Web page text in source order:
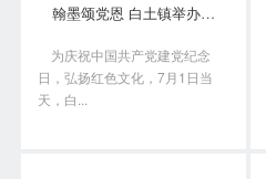
翰墨颂党恩 白土镇举办书画笔会庆“七一”
为庆祝中国共产党建党纪念
日，弘扬红色文化，7月1日当
天，白...